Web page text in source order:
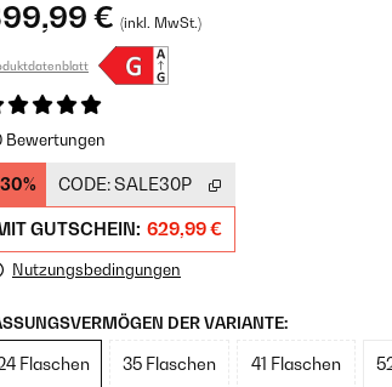
€ (inkl. MwSt.)
Bewertungen
CODE:SALE30P
GUTSCHEIN: 629,99 €
Nutzungsbedingungen
DER VARIANTE:
Flaschen 35 Flaschen 41 Flaschen